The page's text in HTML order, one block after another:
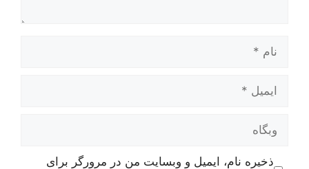
ایمیل
وبگاه
ذخیره نام، ایمیل و وبسایت من در مرورگر برای